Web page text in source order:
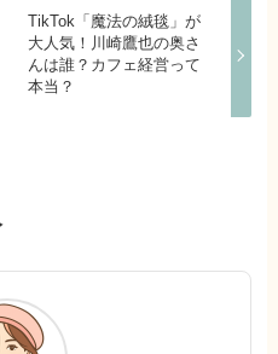
TikTok「魔法の絨毯」が
大人気！川崎鷹也の奥さ
んは誰？カフェ経営って
本当？